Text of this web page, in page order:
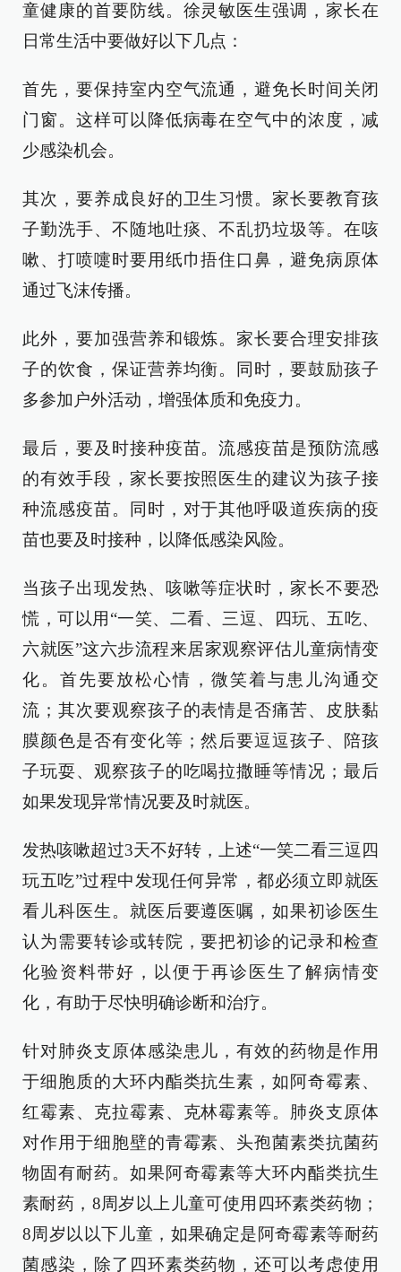
童健康的首要防线。徐灵敏医生强调，家长在
日常生活中要做好以下几点：
首先，要保持室内空气流通，避免长时间关闭
门窗。这样可以降低病毒在空气中的浓度，减
少感染机会。
其次，要养成良好的卫生习惯。家长要教育孩
子勤洗手、不随地吐痰、不乱扔垃圾等。在咳
嗽、打喷嚏时要用纸巾捂住口鼻，避免病原体
通过飞沫传播。
此外，要加强营养和锻炼。家长要合理安排孩
子的饮食，保证营养均衡。同时，要鼓励孩子
多参加户外活动，增强体质和免疫力。
最后，要及时接种疫苗。流感疫苗是预防流感
的有效手段，家长要按照医生的建议为孩子接
种流感疫苗。同时，对于其他呼吸道疾病的疫
苗也要及时接种，以降低感染风险。
当孩子出现发热、咳嗽等症状时，家长不要恐
慌，可以用“一笑、二看、三逗、四玩、五吃、
六就医”这六步流程来居家观察评估儿童病情变
化。首先要放松心情，微笑着与患儿沟通交
流；其次要观察孩子的表情是否痛苦、皮肤黏
膜颜色是否有变化等；然后要逗逗孩子、陪孩
子玩耍、观察孩子的吃喝拉撒睡等情况；最后
如果发现异常情况要及时就医。
发热咳嗽超过3天不好转，上述“一笑二看三逗四
玩五吃”过程中发现任何异常，都必须立即就医
看儿科医生。就医后要遵医嘱，如果初诊医生
认为需要转诊或转院，要把初诊的记录和检查
化验资料带好，以便于再诊医生了解病情变
化，有助于尽快明确诊断和治疗。
针对肺炎支原体感染患儿，有效的药物是作用
于细胞质的大环内酯类抗生素，如阿奇霉素、
红霉素、克拉霉素、克林霉素等。肺炎支原体
对作用于细胞壁的青霉素、头孢菌素类抗菌药
物固有耐药。如果阿奇霉素等大环内酯类抗生
素耐药，8周岁以上儿童可使用四环素类药物；
8周岁以以下儿童，如果确定是阿奇霉素等耐药
菌感染，除了四环素类药物，还可以考虑使用